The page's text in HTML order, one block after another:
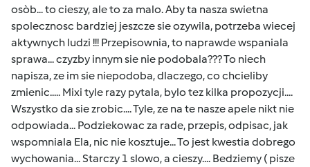
osòb... to cieszy, ale to za malo. Aby ta nasza swietna
spolecznosc bardziej jeszcze sie ozywila, potrzeba wiecej
aktywnych ludzi !!! Przepisownia, to naprawde wspaniala
sprawa... czyzby innym sie nie podobala??? To niech
napisza, ze im sie niepodoba, dlaczego, co chcieliby
zmienic..... Mixi tyle razy pytala, bylo tez kilka propozycji....
Wszystko da sie zrobic.... Tyle, ze na te nasze apele nikt nie
odpowiada... Podziekowac za rade, przepis, odpisac, jak
wspomniala Ela, nic nie kosztuje... To jest kwestia dobrego
wychowania... Starczy 1 slowo, a cieszy.... Bedziemy ( pisze